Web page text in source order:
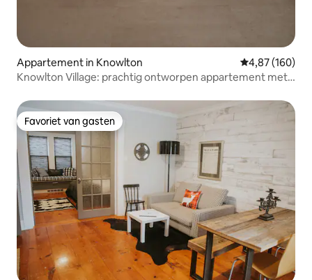
Appartement in Knowlton Gemiddelde
4,87 (160)
Knowlton Village: prachtig ontworpen appartement met 2
Favoriet van gasten
Favoriet van gasten